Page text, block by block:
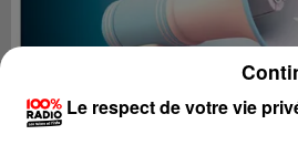
Le respect de votre vie